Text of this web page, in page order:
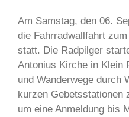
Am Samstag, den 06.
die Fahrradwallfahrt
statt. Die Radpilger
Antonius Kirche in Klein
und Wanderwege durch
kurzen Gebetsstationen
um eine Anmeldung bis